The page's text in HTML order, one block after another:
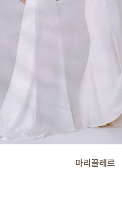
마리끌레르